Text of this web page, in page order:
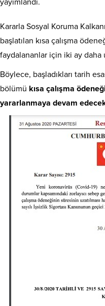
Kararla Sosyal Koruma
başlatılan kısa çalışma
faydalananlar için iki ay daha
Böylece, başladıkları tarih
bölümü kısa çalışma
yararlanmaya devam